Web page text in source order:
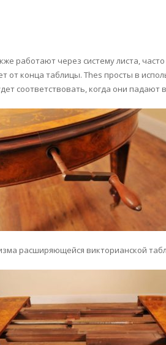
работают через систему листа,
от конца таблицы. Thes просты в
соответствовать, когда они падают
расширяющейся викторианской